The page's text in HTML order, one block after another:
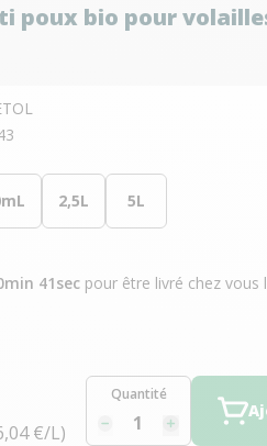
poux bio pour
2,5L 5L
40secpour être livré chez vous
€/L)
Quantité